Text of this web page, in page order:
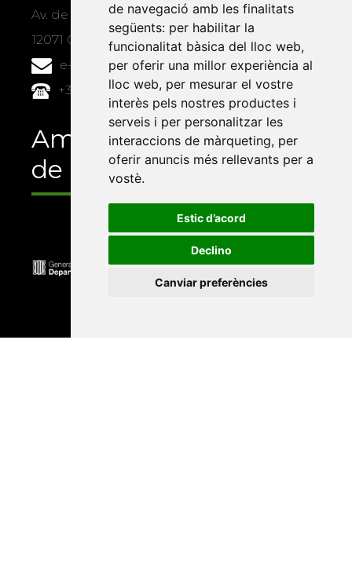
de navegació amb les finalitats
següents: per habilitar la
funcionalitat bàsica del lloc web,
per oferir una millor experiència al
lloc web, per mesurar el vostre
interès pels nostres productes i
serveis i per personalitzar les
interaccions de màrqueting, per
oferir anuncis més rellevants per a
vostè.
Estic d’acord
Declino
Canviar preferències
Av. de Vicent Sos Baynat, s/n
12071 Castelló de la Plana
e-buc@vives.org
+34 964 72 89 93
Amb el suport
de